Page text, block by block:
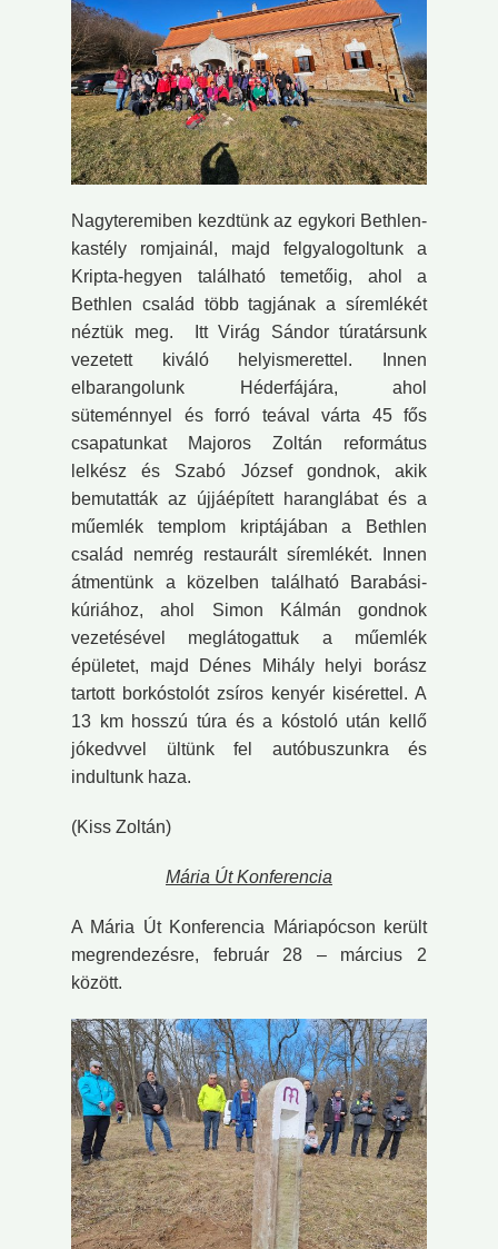
Nagyteremiben kezdtünk az egykori Bethlen-
kastély romjainál, majd felgyalogoltunk a
Kripta-hegyen található temetőig, ahol a
Bethlen család több tagjának a síremlékét
néztük meg. Itt Virág Sándor túratársunk
vezetett kiváló helyismerettel. Innen
elbarangolunk Héderfájára, ahol
süteménnyel és forró teával várta 45 fős
csapatunkat Majoros Zoltán református
lelkész és Szabó József gondnok, akik
bemutatták az újjáépített haranglábat és a
műemlék templom kriptájában a Bethlen
család nemrég restaurált síremlékét. Innen
átmentünk a közelben található Barabási-
kúriához, ahol Simon Kálmán gondnok
vezetésével meglátogattuk a műemlék
épületet, majd Dénes Mihály helyi borász
tartott borkóstolót zsíros kenyér kisérettel. A
13 km hosszú túra és a kóstoló után kellő
jókedvvel ültünk fel autóbuszunkra és
indultunk haza.
(Kiss Zoltán)
Mária Út Konferencia
A Mária Út Konferencia Máriapócson került
megrendezésre, február 28 – március 2
között.